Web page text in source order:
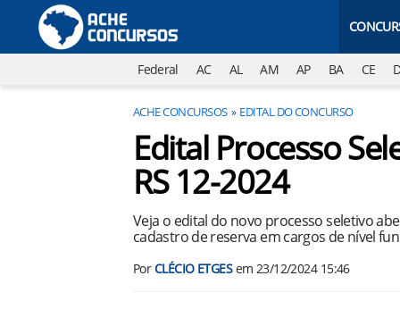
Federal AC AL AM AP BA CE
ACHE CONCURSOS EDITAL DO CONCURSO
Edital Processo
RS 12-2024
Veja o edital do novo processo seletivo
cadastro de reserva em cargos de nível
PorCLÉCIO ETGESem 23/12/2024 15:46